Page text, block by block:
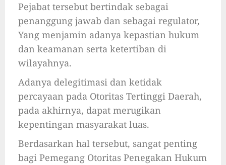
Pejabat tersebut bertindak sebagai
penanggung jawab dan sebagai regulator,
Yang menjamin adanya kepastian hukum
dan keamanan serta ketertiban di
wilayahnya.
Adanya delegitimasi dan ketidak
percayaan pada Otoritas Tertinggi Daerah,
pada akhirnya, dapat merugikan
kepentingan masyarakat luas.
Berdasarkan hal tersebut, sangat penting
bagi Pemegang Otoritas Penegakan Hukum